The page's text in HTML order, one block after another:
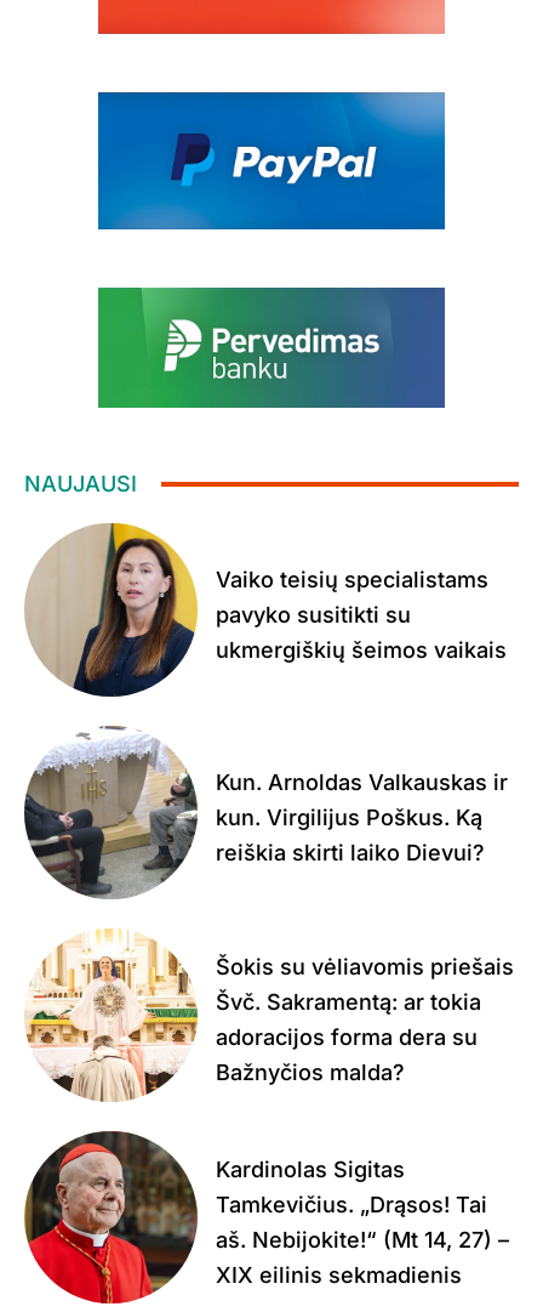
NAUJAUSI
Vaiko teisių specialistams
pavyko susitikti su
ukmergiškių šeimos vaikais
Kun. Arnoldas Valkauskas ir
kun. Virgilijus Poškus. Ką
reiškia skirti laiko Dievui?
Šokis su vėliavomis priešais
Švč. Sakramentą: ar tokia
adoracijos forma dera su
Bažnyčios malda?
Kardinolas Sigitas
Tamkevičius. „Drąsos! Tai
aš. Nebijokite!“ (Mt 14, 27) –
XIX eilinis sekmadienis